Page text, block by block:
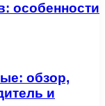
особенности
обзор,
и